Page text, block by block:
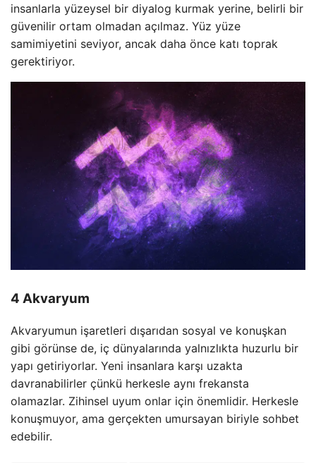
insanlarla yüzeysel bir diyalog kurmak yerine, belirli bir
güvenilir ortam olmadan açılmaz. Yüz yüze
samimiyetini seviyor, ancak daha önce katı toprak
gerektiriyor.
4 Akvaryum
Akvaryumun işaretleri dışarıdan sosyal ve konuşkan
gibi görünse de, iç dünyalarında yalnızlıkta huzurlu bir
yapı getiriyorlar. Yeni insanlara karşı uzakta
davranabilirler çünkü herkesle aynı frekansta
olamazlar. Zihinsel uyum onlar için önemlidir. Herkesle
konuşmuyor, ama gerçekten umursayan biriyle sohbet
edebilir.